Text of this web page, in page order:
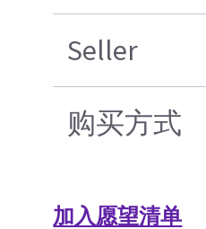
Seller
购买方式
加入愿望清单